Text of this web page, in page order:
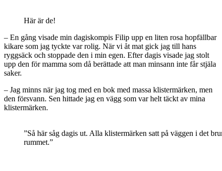
Här är de!
– En gång visade min dagiskompis Filip upp en liten rosa hopfällbar
kikare som jag tyckte var rolig. När vi åt mat gick jag till hans
ryggsäck och stoppade den i min egen. Efter dagis visade jag stolt
upp den för mamma som då berättade att man minsann inte får stjäla
saker.
– Jag minns när jag tog med en bok med massa klistermärken, men
den försvann. Sen hittade jag en vägg som var helt täckt av mina
klistermärken.
”Så här såg dagis ut. Alla klistermärken satt på väggen i det
rummet.”